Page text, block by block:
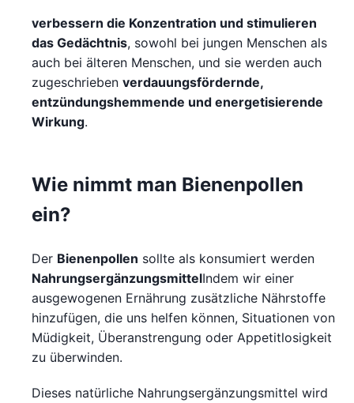
verbessern die Konzentration und stimulieren
das Gedächtnis, sowohl bei jungen Menschen als
auch bei älteren Menschen, und sie werden auch
zugeschrieben verdauungsfördernde,
entzündungshemmende und energetisierende
Wirkung.
Wie nimmt man Bienenpollen
ein?
Der Bienenpollen sollte als konsumiert werden
NahrungsergänzungsmittelIndem wir einer
ausgewogenen Ernährung zusätzliche Nährstoffe
hinzufügen, die uns helfen können, Situationen von
Müdigkeit, Überanstrengung oder Appetitlosigkeit
zu überwinden.
Dieses natürliche Nahrungsergänzungsmittel wird